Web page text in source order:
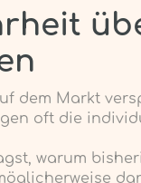
dem Markt
oft die
warum